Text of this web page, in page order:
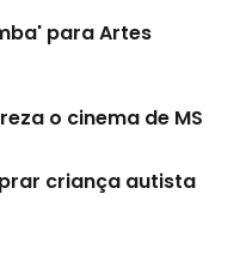
para Artes
o cinema de MS
criança autista